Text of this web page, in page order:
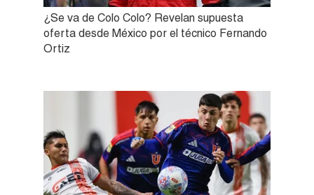
¿Se va de Colo Colo? Revelan supuesta
oferta desde México por el técnico Fernando
Ortiz